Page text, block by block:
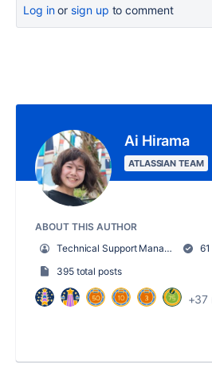
Log inor sign up to comment
Ai Hirama
ATLASSIAN TEAM
ABOUT THIS AUTHOR
Technical Support Manager
395 total posts
+37